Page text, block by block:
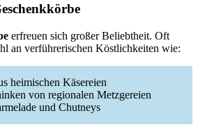
erfreuen sich großer Beliebtheit. Oft
an verführerischen Köstlichkeiten wie:
heimischen Käsereien
von regionalen Metzgereien
und Chutneys